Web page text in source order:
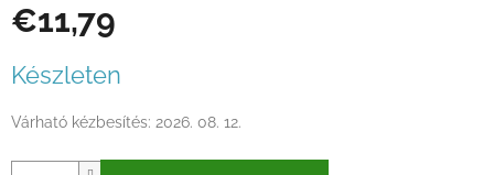
€11,79
Készleten
Várható kézbesítés: 2026. 08. 12.